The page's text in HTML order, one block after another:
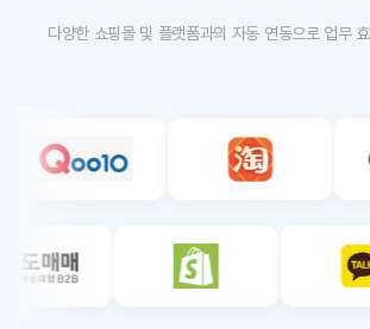
다양한 쇼핑몰 및 플랫폼과의 자동 연동으로 업무